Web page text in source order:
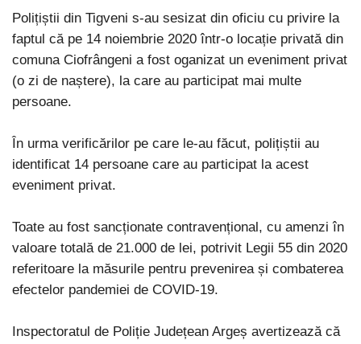
Polițiștii din Tigveni s-au sesizat din oficiu cu privire la
faptul că pe 14 noiembrie 2020 într-o locație privată din
comuna Ciofrângeni a fost oganizat un eveniment privat
(o zi de naștere), la care au participat mai multe
persoane.
În urma verificărilor pe care le-au făcut, polițiștii au
identificat 14 persoane care au participat la acest
eveniment privat.
Toate au fost sancționate contravențional, cu amenzi în
valoare totală de 21.000 de lei, potrivit Legii 55 din 2020
referitoare la măsurile pentru prevenirea și combaterea
efectelor pandemiei de COVID-19.
Inspectoratul de Poliție Județean Argeș avertizează că